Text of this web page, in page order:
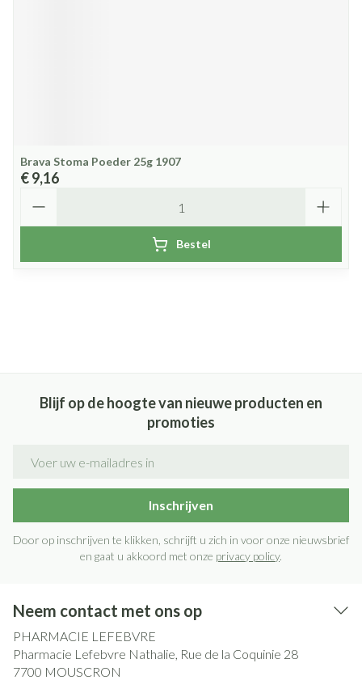
Brava Stoma Poeder 25g 1907
€ 9,16
Bestel
Blijf op de hoogte van nieuwe producten en
promoties
Inschrijven
Door op inschrijven te klikken, schrijft u zich in voor onze nieuwsbrief
en gaat u akkoord met onze privacy policy.
Neem contact met ons op
PHARMACIE LEFEBVRE
Pharmacie Lefebvre Nathalie, Rue de la Coquinie 28
7700 MOUSCRON